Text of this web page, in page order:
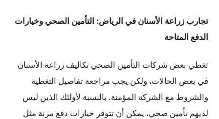
تجارب زراعة الأسنان في الرياض: التأمين الصحي وخيارات
الدفع المتاحة
تغطي بعض شركات التأمين الصحي تكاليف زراعة الأسنان
في بعض الحالات، ولكن يجب مراجعة تفاصيل التغطية
والشروط مع الشركة المؤمنة. بالنسبة لأولئك الذين ليس
لديهم تأمين صحي، يمكن أن تتوفر خيارات دفع مرنة مثل